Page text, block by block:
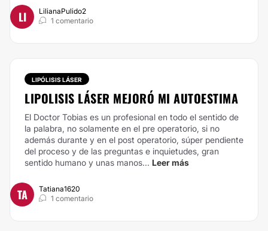
LI
LilianaPulido2
1 comentario
LIPÓLISIS LÁSER
LIPOLISIS LÁSER MEJORÓ MI AUTOESTIMA
El Doctor Tobias es un profesional en todo el sentido de
la palabra, no solamente en el pre operatorio, si no
además durante y en el post operatorio, súper pendiente
del proceso y de las preguntas e inquietudes, gran
sentido humano y unas manos... Leer más
TA
Tatiana1620
1 comentario